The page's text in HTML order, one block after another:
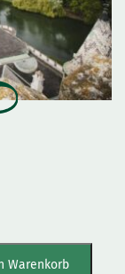
Warenkorb